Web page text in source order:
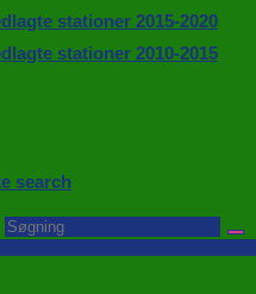
stationer 2015-2020
stationer 2010-2015
search